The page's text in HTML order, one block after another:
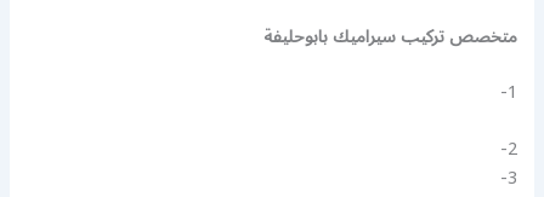
متخصص تركيب سيراميك بابوحليفة
1-
2-
3-